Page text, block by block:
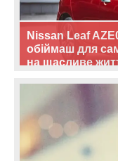
Nissan Leaf
обіймаш для
на щасливе